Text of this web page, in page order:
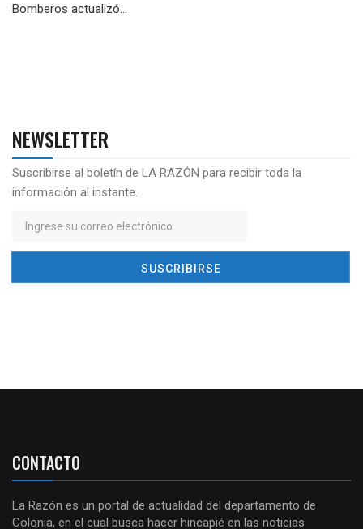
Bomberos actualizó...
NEWSLETTER
Suscribirse al boletín de LA RAZÓN para recibir toda la
información al instante.
CONTACTO
La Razón es un portal de actualidad del departamento de
Colonia, en el cual busca hacer hincapié en las noticias